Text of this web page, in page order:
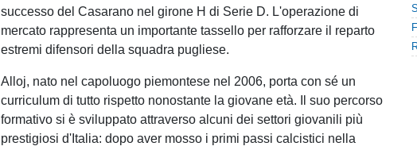
successo del Casarano nel girone H di Serie D. L'operazione di
mercato rappresenta un importante tassello per rafforzare il reparto
estremi difensori della squadra pugliese.
Alloj, nato nel capoluogo piemontese nel 2006, porta con sé un
curriculum di tutto rispetto nonostante la giovane età. Il suo percorso
formativo si è sviluppato attraverso alcuni dei settori giovanili più
prestigiosi d'Italia: dopo aver mosso i primi passi calcistici nella